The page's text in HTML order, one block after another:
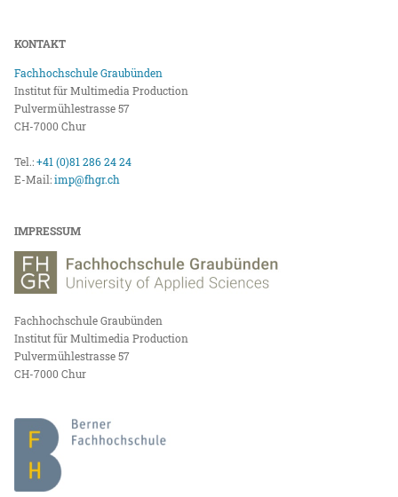
KONTAKT
Fachhochschule Graubünden
Institut für Multimedia Production
Pulvermühlestrasse 57
CH-7000 Chur
Tel.:+41 (0)81 286 24 24
E-Mail:imp@fhgr.ch
IMPRESSUM
Fachhochschule Graubünden
Institut für Multimedia Production
Pulvermühlestrasse 57
CH-7000 Chur